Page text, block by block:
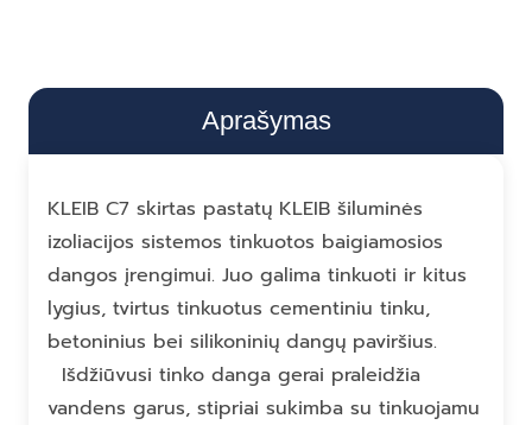
Aprašymas
KLEIB C7 skirtas pastatų KLEIB šiluminės
izoliacijos sistemos tinkuotos baigiamosios
dangos įrengimui. Juo galima tinkuoti ir kitus
lygius, tvirtus tinkuotus cementiniu tinku,
betoninius bei silikoninių dangų paviršius.
Išdžiūvusi tinko danga gerai praleidžia
vandens garus, stipriai sukimba su tinkuojamu